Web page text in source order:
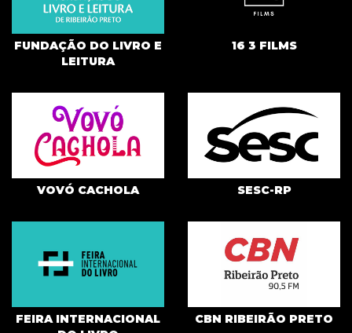
FUNDAÇÃO DO LIVRO E
LEITURA
16 3 FILMS
VOVÓ CACHOLA SESC-RP
FEIRA INTERNACIONAL
CBN RIBEIRÃO PRETO